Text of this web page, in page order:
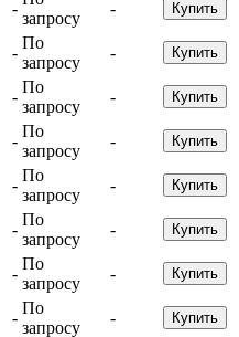
-
запросу
- Купить
-
По
запросу
- Купить
-
По
запросу
- Купить
-
По
запросу
- Купить
-
По
запросу
- Купить
-
По
запросу
- Купить
-
По
запросу
- Купить
-
По
запросу
- Купить